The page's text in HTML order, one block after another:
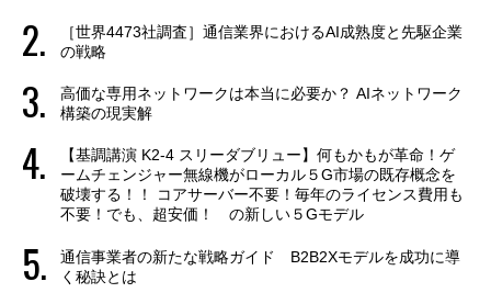
［世界4473社調査］通信業界におけるAI成熟度と先駆企業
の戦略
高価な専用ネットワークは本当に必要か？ AIネットワーク
構築の現実解
【基調講演 K2-4 スリーダブリュー】何もかもが革命！ゲ
ームチェンジャー無線機がローカル５G市場の既存概念を
破壊する！！ コアサーバー不要！毎年のライセンス費用も
不要！でも、超安価！ の新しい５Gモデル
通信事業者の新たな戦略ガイド B2B2Xモデルを成功に導
く秘訣とは